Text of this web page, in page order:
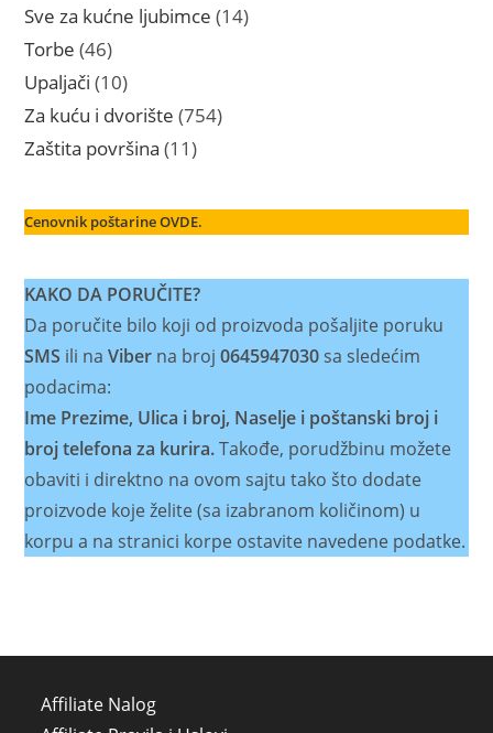
Sve za kućne ljubimce 1414
Torbe 4646
proizvoda
Upaljači 1010
proizvoda
Za kuću i dvorište 754754
Zaštita površina 1111
Cenovnik poštarine OVDE.
KAKO DA PORUČITE?
Da poručite bilo koji od proizvoda pošaljite poruku
SMS ili naViber na broj0645947030sa sledećim
podacima:
Ime Prezime, Ulica i broj, Naselje i poštanski broj i
broj telefona za kurira.Takođe, porudžbinu možete
obaviti i direktno na ovom sajtu tako što dodate
proizvode koje želite (sa izabranom količinom) u
korpu a na stranici korpe ostavite navedene podatke.
Affiliate Nalog